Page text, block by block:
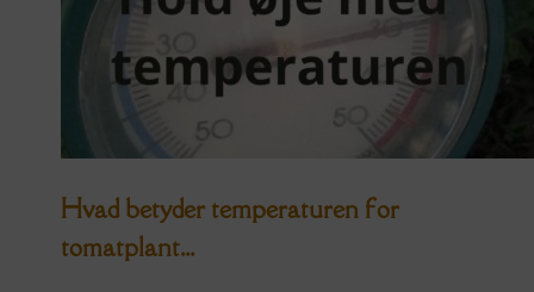
Hvad betyder temperaturen for
tomatplant...